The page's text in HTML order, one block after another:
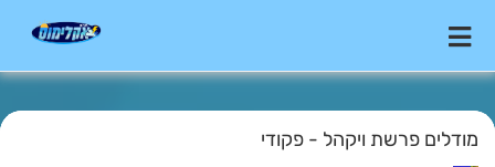
מודלים פרשת ויקהל - פקודי